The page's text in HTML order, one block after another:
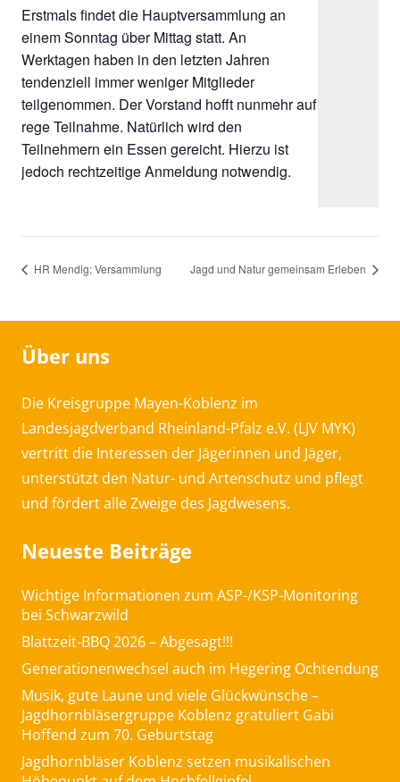
Erstmals findet die Hauptversammlung an
einem Sonntag über Mittag statt. An
Werktagen haben in den letzten Jahren
tendenziell immer weniger Mitglieder
teilgenommen. Der Vorstand hofft nunmehr auf
rege Teilnahme. Natürlich wird den
Teilnehmern ein Essen gereicht. Hierzu ist
jedoch rechtzeitige Anmeldung notwendig.
HR Mendig: Versammlung Jagd und Natur gemeinsam Erleben
Über uns
Die Kreisgruppe Mayen-Koblenz im
Landesjagdverband Rheinland-Pfalz e.V. (LJV MYK)
vertritt die Interessen der Jägerinnen und Jäger,
unterstützt den Natur- und Artenschutz und pflegt
und fördert alle Zweige des Jagdwesens.
Neueste Beiträge
Wichtige Informationen zum ASP-/KSP-Monitoring
bei Schwarzwild
Blattzeit-BBQ 2026 – Abgesagt!!!
Generationenwechsel auch im Hegering Ochtendung
Musik, gute Laune und viele Glückwünsche –
Jagdhornbläsergruppe Koblenz gratuliert Gabi
Hoffend zum 70. Geburtstag
Jagdhornbläser Koblenz setzen musikalischen